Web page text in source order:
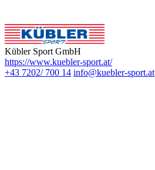
Kübler Sport GmbH
https://www.kuebler-sport.at/
+43 7202/ 700 14 info@kuebler-sport.at